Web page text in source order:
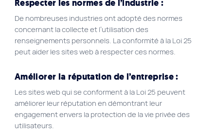
Respecter les normes de l’industrie :
De nombreuses industries ont adopté des normes
concernant la collecte et l’utilisation des
renseignements personnels. La conformité à la Loi 25
peut aider les sites web à respecter ces normes.
Améliorer la réputation de l’entreprise :
Les sites web qui se conforment à la Loi 25 peuvent
améliorer leur réputation en démontrant leur
engagement envers la protection de la vie privée des
utilisateurs.